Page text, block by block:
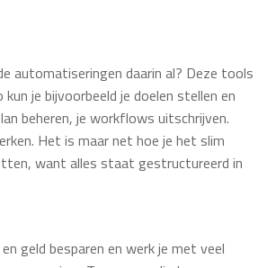
automatiseringen daarin al? Deze tools
je bijvoorbeeld je doelen stellen en
beheren, je workflows uitschrijven.
Het is maar net hoe je het slim
want alles staat gestructureerd in
geld besparen en werk je met veel